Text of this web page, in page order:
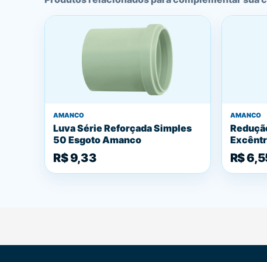
AMANCO
Luva Série Reforçada Simples
50 Esgoto Amanco
R$ 9,33
AMANCO
R$